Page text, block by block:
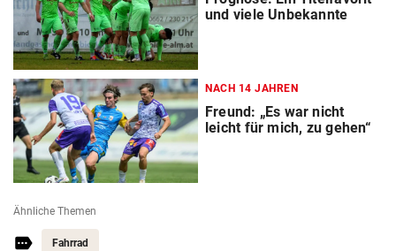
und viele Unbekannte
NACH 14 JAHREN
Freund: „Es war nicht
leicht für mich, zu gehen“
Ähnliche Themen
Fahrrad